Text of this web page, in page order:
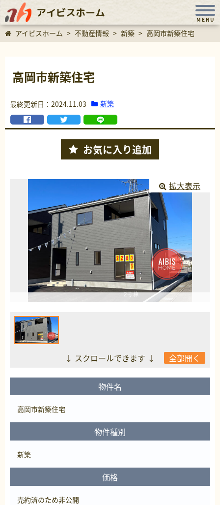
アイビスホーム
MENU
アイビスホーム > 不動産情報 > 新築 > 高岡市新築住宅
高岡市新築住宅
最終更新日：2024.11.03 新築
お気に入り追加
↓ スクロールできます ↓ 全部開く
拡大表示
物件名
高岡市新築住宅
物件種別
新築
価格
売約済のため非公開